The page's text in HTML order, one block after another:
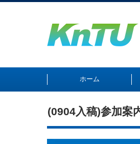
ホーム
(0904入稿)参加案